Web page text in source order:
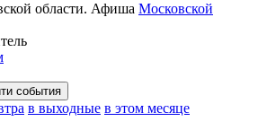
области. Афиша Московской
в выходные в этом месяце